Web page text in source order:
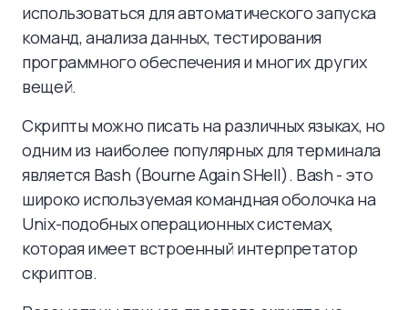
использоваться для автоматического запуска
команд, анализа данных, тестирования
программного обеспечения и многих других
вещей.
Скрипты можно писать на различных языках, но
одним из наиболее популярных для терминала
является Bash (Bourne Again SHell). Bash - это
широко используемая командная оболочка на
Unix-подобных операционных системах,
которая имеет встроенный интерпретатор
скриптов.